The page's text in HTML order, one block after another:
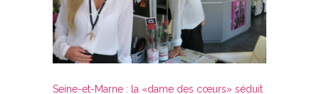
Seine-et-Marne : la «dame des cœurs» séduit